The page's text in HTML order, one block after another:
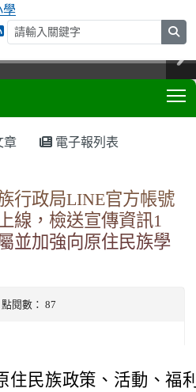
章 電子報列表
行政局LINE官方帳號
線，檢送宣傳資訊1
並加強向原住民族學
點閱數： 87
住民族政策、活動、福